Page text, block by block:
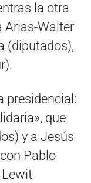
la otra
Arias-Walter
(diputados),
presidencial:
que
y a Jesús
Pablo